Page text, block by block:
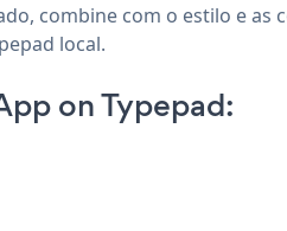
combine com o estilo e
local.
on Typepad: